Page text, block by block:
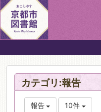
カテゴリ:報告
報告 10件